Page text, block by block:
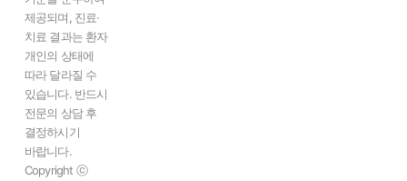
제공되며, 진료·
치료 결과는 환자
개인의 상태에
따라 달라질 수
있습니다. 반드시
전문의 상담 후
결정하시기
바랍니다.
Copyright ⓒ